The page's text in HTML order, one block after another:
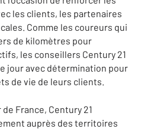
les clients, les partenaires
Comme les coureurs qui
de kilomètres pour
les conseillers Century 21
jour avec détermination pour
de vie de leurs clients.
France, Century 21
auprès des territoires